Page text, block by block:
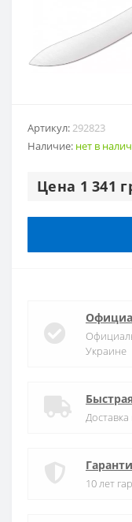
Артикул:292823
Наличие: нет в
Цена 1 341
Украине
10 лет